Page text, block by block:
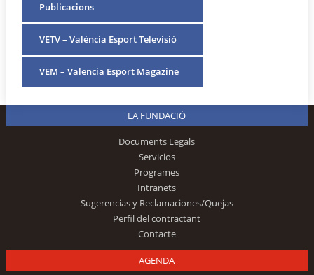
Publicacions
VETV – València Esport Televisió
VEM – Valencia Esport Magazine
LA FUNDACIÓ
Documents Legals
Servicios
Programes
Intranets
Sugerencias y Reclamaciones/Quejas
Perfil del contractant
Contacte
AGENDA